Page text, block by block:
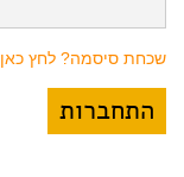
שכחת סיסמה? לחץ כאן